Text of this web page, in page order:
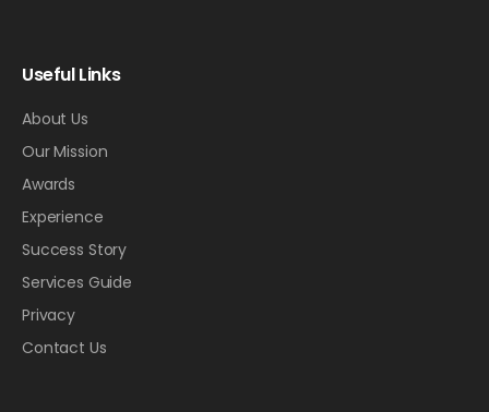
Useful Links
About Us
Our Mission
Awards
Experience
Success Story
Services Guide
Privacy
Contact Us